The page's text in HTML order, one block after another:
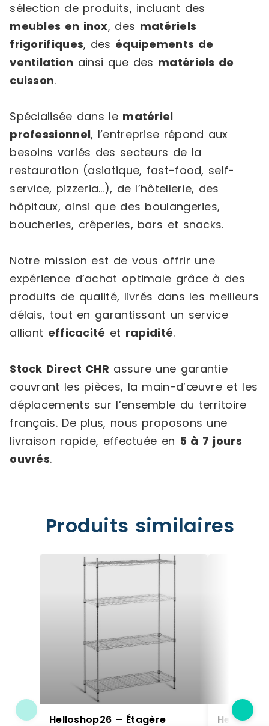
sélection de produits, incluant des
meubles en inox, des matériels
frigorifiques, des équipements de
ventilation ainsi que des matériels de
cuisson.
Spécialisée dans le matériel
professionnel, l’entreprise répond aux
besoins variés des secteurs de la
restauration (asiatique, fast-food, self-
service, pizzeria…), de l’hôtellerie, des
hôpitaux, ainsi que des boulangeries,
boucheries, crêperies, bars et snacks.
Notre mission est de vous offrir une
expérience d’achat optimale grâce à des
produits de qualité, livrés dans les meilleurs
délais, tout en garantissant un service
alliant efficacité et rapidité.
Stock Direct CHR assure une garantie
couvrant les pièces, la main-d’œuvre et les
déplacements sur l’ensemble du territoire
français. De plus, nous proposons une
livraison rapide, effectuée en 5 à 7 jours
ouvrés.
Produits similaires
Helloshop26 – Étagère